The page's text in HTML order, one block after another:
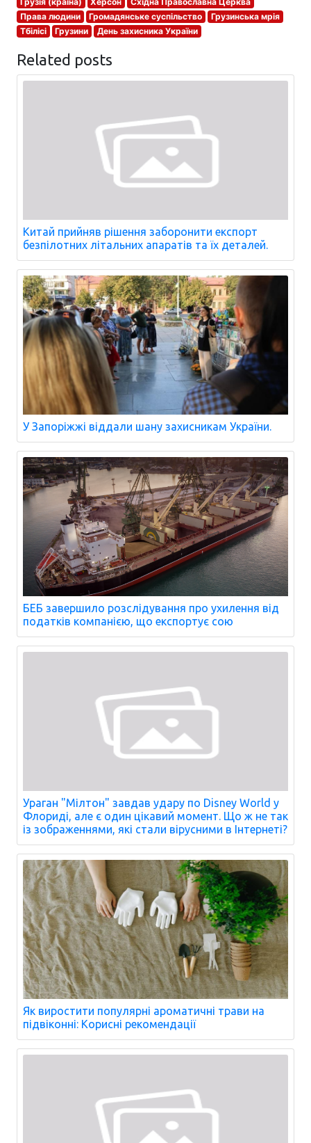
Права людини
Громадянське суспільство
Грузинська мрія
Тбілісі
Грузини День захисника України
Related posts
Китай прийняв рішення заборонити експорт
безпілотних літальних апаратів та їх деталей.
У Запоріжжі віддали шану захисникам України.
БЕБ завершило розслідування про ухилення від
податків компанією, що експортує сою
Ураган "Мілтон" завдав удару по Disney World у
Флориді, але є один цікавий момент. Що ж не так
із зображеннями, які стали вірусними в Інтернеті?
Як виростити популярні ароматичні трави на
підвіконні: Корисні рекомендації